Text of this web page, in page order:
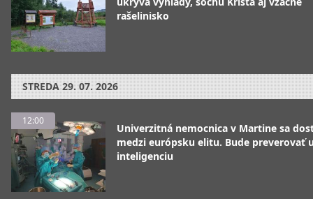
rašelinisko
STREDA 29. 07. 2026
12:00
Univerzitná nemocnica v Martine sa
medzi európsku elitu. Bude preverovať
inteligenciu